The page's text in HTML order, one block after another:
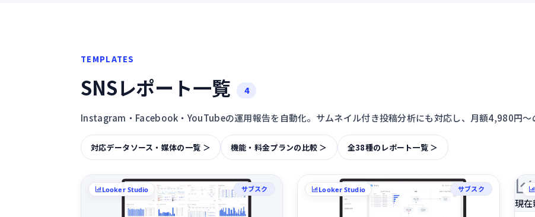
TEMPLATES
SNSレポート一覧 4
Instagram・Facebook・YouTubeの運用報告を自動化。サムネイル付き投稿分析にも対応し、月額4,980円〜
対応データソース・媒体の一覧 ＞ 機能・料金プランの比較 ＞ 全38種のレポート一覧 ＞
Looker Studio サブスク Looker Studio サブスク
現